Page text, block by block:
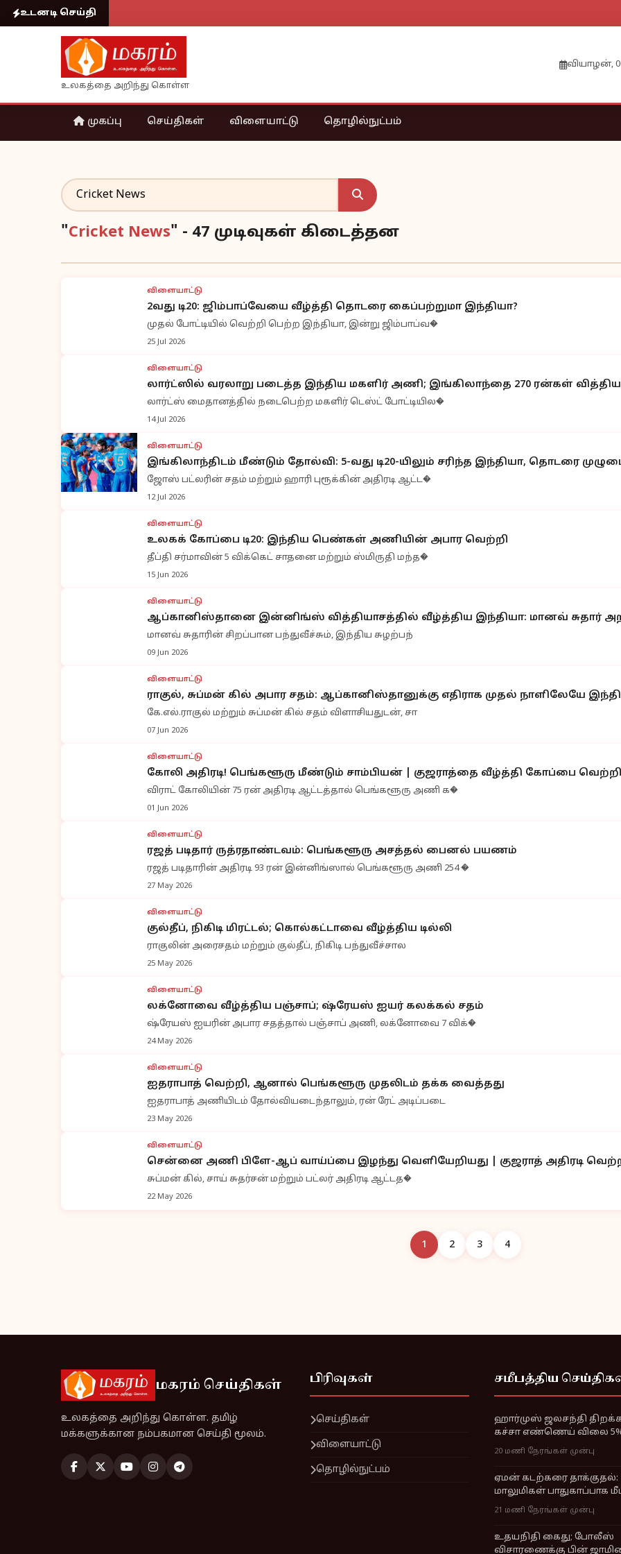
உடனடி செய்தி
உலகத்தை அறிந்து கொள்ள
வியாழன்,
முகப்பு செய்திகள் விளையாட்டு தொழில்நுட்பம்
"Cricket News" - 47 முடிவுகள் கிடைத்தன
விளையாட்டு
2வது டி20: ஜிம்பாப்வேயை வீழ்த்தி தொடரை கைப்பற்றுமா இந்தியா?
முதல் போட்டியில் வெற்றி பெற்ற இந்தியா, இன்று ஜிம்பாப்வ�
25 Jul 2026
விளையாட்டு
லார்ட்ஸில் வரலாறு படைத்த இந்திய மகளிர் அணி; இங்கிலாந்தை 270 ரன்கள்
லார்ட்ஸ் மைதானத்தில் நடைபெற்ற மகளிர் டெஸ்ட் போட்டியில�
14 Jul 2026
விளையாட்டு
இங்கிலாந்திடம் மீண்டும் தோல்வி: 5-வது டி20-யிலும் சரிந்த இந்தியா, தொடரை
ஜோஸ் பட்லரின் சதம் மற்றும் ஹாரி புரூக்கின் அதிரடி ஆட்ட�
12 Jul 2026
விளையாட்டு
உலகக் கோப்பை டி20: இந்திய பெண்கள் அணியின் அபார வெற்றி
தீப்தி சர்மாவின் 5 விக்கெட் சாதனை மற்றும் ஸ்மிருதி மந்த�
15 Jun 2026
விளையாட்டு
ஆப்கானிஸ்தானை இன்னிங்ஸ் வித்தியாசத்தில் வீழ்த்திய இந்தியா: மானவ் சுதார்
மானவ் சுதாரின் சிறப்பான பந்துவீச்சும், இந்திய சுழற்பந்
09 Jun 2026
விளையாட்டு
ராகுல், சுப்மன் கில் அபார சதம்: ஆப்கானிஸ்தானுக்கு எதிராக முதல் நாளிலேயே
கே.எல்.ராகுல் மற்றும் சுப்மன் கில் சதம் விளாசியதுடன், சா
07 Jun 2026
விளையாட்டு
கோலி அதிரடி! பெங்களூரு மீண்டும் சாம்பியன் | குஜராத்தை வீழ்த்தி கோப்பை வெற்றி
விராட் கோலியின் 75 ரன் அதிரடி ஆட்டத்தால் பெங்களூரு அணி க�
01 Jun 2026
விளையாட்டு
ரஜத் படிதார் ருத்ரதாண்டவம்: பெங்களூரு அசத்தல் பைனல் பயணம்
ரஜத் படிதாரின் அதிரடி 93 ரன் இன்னிங்ஸால் பெங்களூரு அணி 254 �
27 May 2026
விளையாட்டு
குல்தீப், நிகிடி மிரட்டல்; கொல்கட்டாவை வீழ்த்திய டில்லி
ராகுலின் அரைசதம் மற்றும் குல்தீப், நிகிடி பந்துவீச்சால
25 May 2026
விளையாட்டு
லக்னோவை வீழ்த்திய பஞ்சாப்; ஷ்ரேயஸ் ஐயர் கலக்கல் சதம்
ஷ்ரேயஸ் ஐயரின் அபார சதத்தால் பஞ்சாப் அணி, லக்னோவை 7 விக்�
24 May 2026
விளையாட்டு
ஐதராபாத் வெற்றி, ஆனால் பெங்களூரு முதலிடம் தக்க வைத்தது
ஐதராபாத் அணியிடம் தோல்வியடைந்தாலும், ரன் ரேட் அடிப்படை
23 May 2026
விளையாட்டு
சென்னை அணி பிளே-ஆப் வாய்ப்பை இழந்து வெளியேறியது | குஜராத் அதிரடி
சுப்மன் கில், சாய் சுதர்சன் மற்றும் பட்லர் அதிரடி ஆட்டத�
22 May 2026
1 2 3 4
மகரம் செய்திகள்
உலகத்தை அறிந்து கொள்ள. தமிழ்
மக்களுக்கான நம்பகமான செய்தி மூலம்.
பிரிவுகள்
செய்திகள்
விளையாட்டு
தொழில்நுட்பம்
சமீபத்திய
ஹார்முஸ் ஜலசந்தி திறக்க
கச்சா எண்ணெய் விலை 5%
20 மணி நேரங்கள் முன்பு
ஏமன் கடற்கரை தாக்குதல்:
மாலுமிகள் பாதுகாப்பாக
21 மணி நேரங்கள் முன்பு
உதயநிதி கைது; போலீஸ்
விசாரணைக்கு பின்